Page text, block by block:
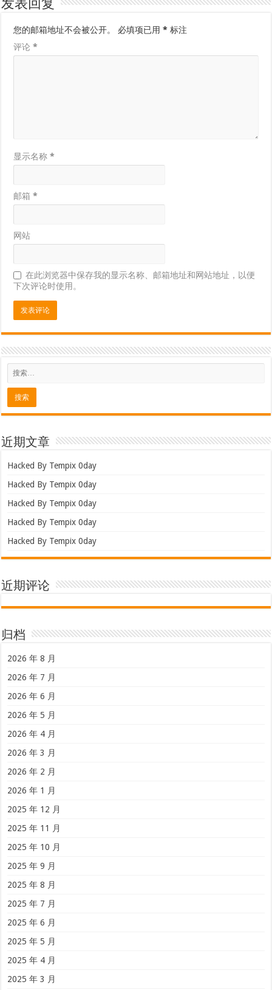
发表回复
您的邮箱地址不会被公开。 必填项已用* 标注
评论*
显示名称*
邮箱*
网站
在此浏览器中保存我的显示名称、邮箱地址和网站地址，以便
下次评论时使用。
近期文章
Hacked By Tempix 0day
Hacked By Tempix 0day
Hacked By Tempix 0day
Hacked By Tempix 0day
Hacked By Tempix 0day
近期评论
归档
2026 年 8 月
2026 年 7 月
2026 年 6 月
2026 年 5 月
2026 年 4 月
2026 年 3 月
2026 年 2 月
2026 年 1 月
2025 年 12 月
2025 年 11 月
2025 年 10 月
2025 年 9 月
2025 年 8 月
2025 年 7 月
2025 年 6 月
2025 年 5 月
2025 年 4 月
2025 年 3 月